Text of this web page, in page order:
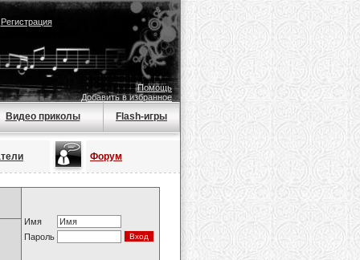
Регистрация
Помощь
Добавить в избранное
Видео приколы Flash-игры
Форум
Имя
Пароль